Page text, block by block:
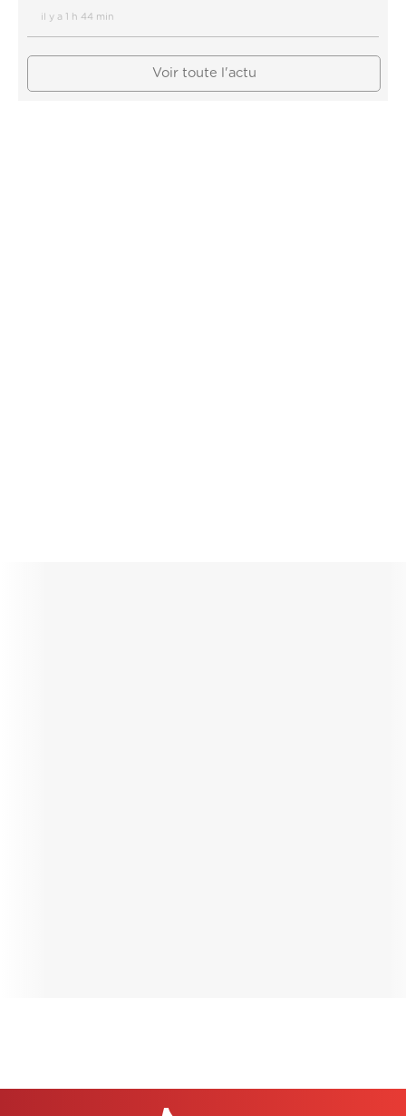
il y a 1 h 44 min
Voir toute l'actu